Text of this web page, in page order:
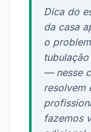
Dica do
da casa
o
— nesse
resolvem
fazemos